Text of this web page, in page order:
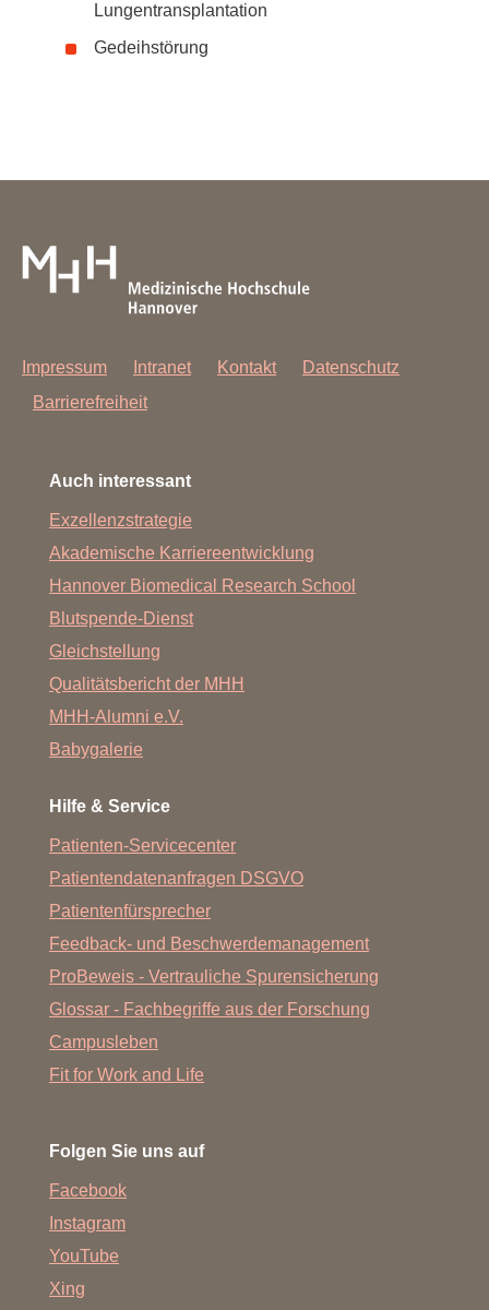
Lungentransplantation
Gedeihstörung
Impressum Intranet Kontakt
Datenschutz
Barrierefreiheit
Auch interessant
Exzellenzstrategie
Akademische Karriereentwicklung
Hannover Biomedical Research School
Blutspende-Dienst
Gleichstellung
Qualitätsbericht der MHH
MHH-Alumni e.V.
Babygalerie
Hilfe & Service
Patienten-Servicecenter
Patientendatenanfragen DSGVO
Patientenfürsprecher
Feedback- und Beschwerdemanagement
ProBeweis - Vertrauliche Spurensicherung
Glossar - Fachbegriffe aus der Forschung
Campusleben
Fit for Work and Life
Folgen Sie uns auf
Facebook
Instagram
YouTube
Xing